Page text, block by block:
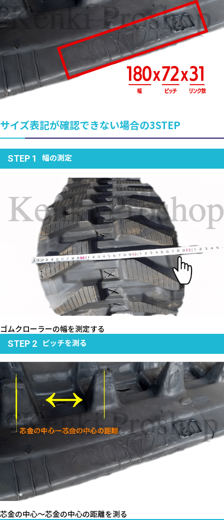
サイズ表記が確認できない場合の3STEP
STEP 1 幅の測定
ゴムクローラーの幅を測定する
STEP 2 ピッチを測る
芯金の中心～芯金の中心の距離を測る